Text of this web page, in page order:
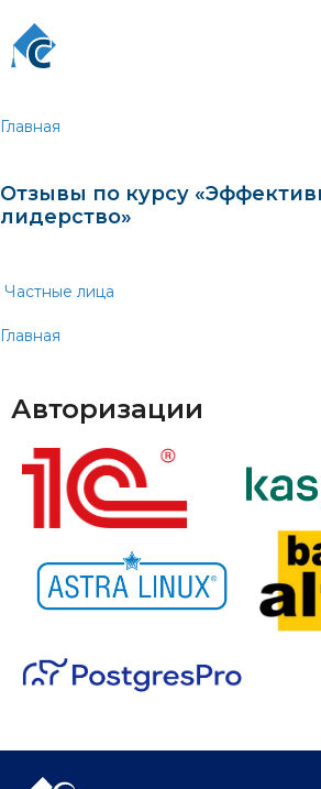
Главная
Отзывы по курсу
лидерство»
Частные лица
Главная
Авторизации